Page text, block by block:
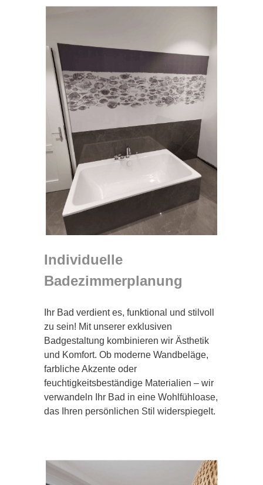
Individuelle
Badezimmerplanung
Ihr Bad verdient es, funktional und stilvoll
zu sein! Mit unserer exklusiven
Badgestaltung kombinieren wir Ästhetik
und Komfort. Ob moderne Wandbeläge,
farbliche Akzente oder
feuchtigkeitsbeständige Materialien – wir
verwandeln Ihr Bad in eine Wohlfühloase,
das Ihren persönlichen Stil widerspiegelt.